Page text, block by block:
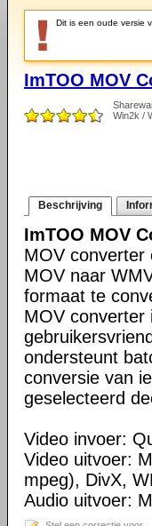
Dit is een oude versie
ImTOO MOV
Win2k /
Beschrijving
ImTOO MOV
MOV converter
MOV naar
formaat te
MOV converter
ondersteunt
conversie van
geselecteerd
Video invoer:
Video uitvoer:
mpeg), DivX,
Audio uitvoer: